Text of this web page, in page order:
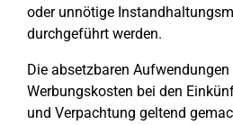
oder unnötige
durchgeführt werden.
Die absetzbaren
Werbungskosten bei den
und Verpachtung geltend